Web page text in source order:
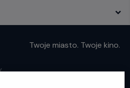
Twoje miasto. Twoje kino.